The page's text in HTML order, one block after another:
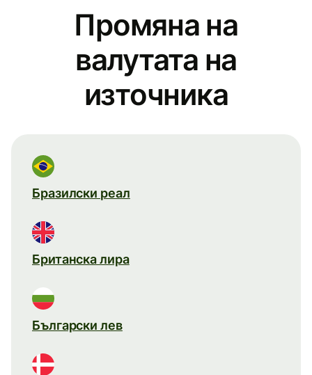
Промяна на
валутата на
източника
Бразилски реал
Британска лира
Български лев